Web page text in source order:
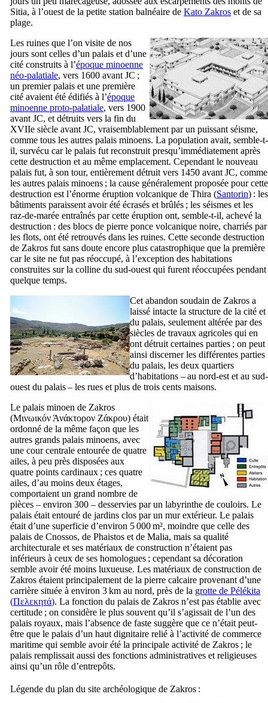
Sitia, à l’ouest de la petite station balnéaire de Kato Zakros et de sa
plage.
Les ruines que l’on visite de nos
jours sont celles d’un palais et d’une
cité construits à l’époque minoenne
néo-palatiale, vers 1600 avant JC ;
un premier palais et une première
cité avaient été édifiés à l’époque
minoenne proto-palatiale, vers 1900
avant JC, et détruits vers la fin du
XVIIe siècle avant JC, vraisemblablement par un puissant séisme,
comme tous les autres palais minoens. La population avait, semble-t-
il, survécu car le palais fut reconstruit presqu’immédiatement après
cette destruction et au même emplacement. Cependant le nouveau
palais fut, à son tour, entièrement détruit vers 1450 avant JC, comme
les autres palais minoens ; la cause généralement proposée pour cette
destruction est l’énorme éruption volcanique de Thira (Santorin) : les
bâtiments paraissent avoir été écrasés et brûlés ; les séismes et les
raz-de-marée entraînés par cette éruption ont, semble-t-il, achevé la
destruction : des blocs de pierre ponce volcanique noire, charriés par
les flots, ont été retrouvés dans les ruines. Cette seconde destruction
de Zakros fut sans doute encore plus catastrophique que la première
car le site ne fut pas réoccupé, à l’exception des habitations
construites sur la colline du sud-ouest qui furent réoccupées pendant
quelque temps.
Cet abandon soudain de Zakros a
laissé intacte la structure de la cité et
du palais, seulement altérée par des
siècles de travaux agricoles qui en
ont détruit certaines parties ; on peut
ainsi discerner les différentes parties
du palais, les deux quartiers
d’habitations – au nord-est et au sud-
ouest du palais – les rues et plus de trois cents maisons.
Le palais minoen de Zakros
(Μινωικόν Άνάκτορον Ζάκρου) était
ordonné de la même façon que les
autres grands palais minoens, avec
une cour centrale entourée de quatre
ailes, à peu près disposées aux
quatre points cardinaux ; ces quatre
ailes, d’au moins deux étages,
comportaient un grand nombre de
pièces – environ 300 – desservies par un labyrinthe de couloirs. Le
palais était entouré de jardins clos par un mur extérieur. Le palais
était d’une superficie d’environ 5 000 m², moindre que celle des
palais de Cnossos, de Phaistos et de Malia, mais sa qualité
architecturale et ses matériaux de construction n’étaient pas
inférieurs à ceux de ses homologues ; cependant sa décoration
semble avoir été moins luxueuse. Les matériaux de construction de
Zakros étaient principalement de la pierre calcaire provenant d’une
carrière située à environ 3 km au nord, près de la grotte de Pélékita
(Πελεκητά). La fonction du palais de Zakros n’est pas établie avec
certitude ; on considère le plus souvent qu’il s’agissait de l’un des
palais royaux, mais l’absence de faste suggère que ce n’était peut-
être que le palais d’un haut dignitaire relié à l’activité de commerce
maritime qui semble avoir été la principale activité de Zakros ; le
palais remplissait aussi des fonctions administratives et religieuses
ainsi qu’un rôle d’entrepôts.
Légende du plan du site archéologique de Zakros :